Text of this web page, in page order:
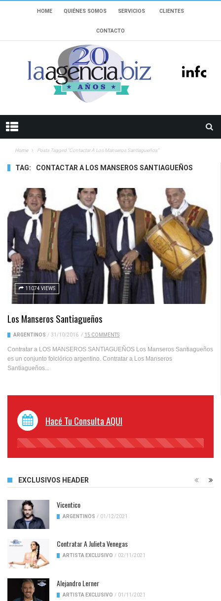
HOME QUIÉNES SOMOS SERVICIOS CLIENTES
CONTACTO
Home Posts Tagged "Contactar A Los Manseros Santiagueños"
TAG: CONTACTAR A LOS MANSEROS SANTIAGUEÑOS
11074 VIEWS
Los Manseros Santiagueños
ARGENTINOS / 31/10/2016 / 15 COMMENTS
Contratar a LOS MANSEROS SANTIAGUEÑOS Los Manseros Santiagueños
es un conjunto folclórico argentino. Contratar a Los Manseros
Santiagueños...
Hacé Tu Consulta AQUI
45%
EXCLUSIVOS HEADER
Vicentico
ARGENTINOS / 01/12/2021
Contratar A Julieta Venegas
ARTISTA EXCLUSIVO / 02/11/2021
Alejandro Lerner
ARTISTA EXCLUSIVO / 01/11/2021